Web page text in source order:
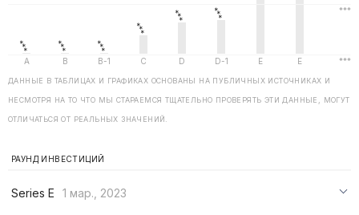
ДАННЫЕ В ТАБЛИЦАХ И ГРАФИКАХ ОСНОВАНЫ НА ПУБЛИЧНЫХ ИСТОЧНИКАХ И
НЕСМОТРЯ НА ТО ЧТО МЫ СТАРАЕМСЯ ТЩАТЕЛЬНО ПРОВЕРЯТЬ ЭТИ ДАННЫЕ, МОГУТ
ОТЛИЧАТЬСЯ ОТ РЕАЛЬНЫХ ЗНАЧЕНИЙ.
РАУНД ИНВЕСТИЦИЙ
Series E
1 мар., 2023